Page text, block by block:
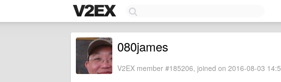
080james
V2EX member #185206, joined on 2016-08-03